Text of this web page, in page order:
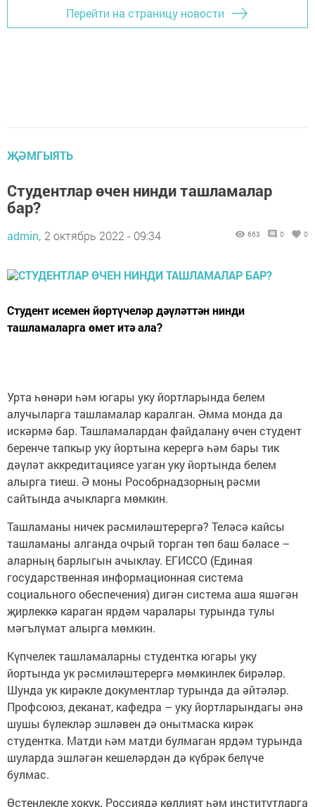
Перейти на страницу новости
ҖӘМГЫЯТЬ
Студентлар өчен нинди ташламалар
бар?
admin, 2 октябрь 2022 - 09:34 663 0 0
Студент исемен йөртүчеләр дәүләттән нинди
ташламаларга өмет итә ала?
Урта һөнәри һәм югары уку йортларында белем
алучыларга ташламалар каралган. Әмма монда да
искәрмә бар. Ташламалардан файдалану өчен студент
беренче тапкыр уку йортына керергә һәм бары тик
дәүләт аккредитациясе узган уку йортында белем
алырга тиеш. Ә моны Рособрнадзорның рәсми
сайтында ачыкларга мөмкин.
Ташламаны ничек рәсмиләштерергә? Теләсә кайсы
ташламаны алганда очрый торган төп баш бәласе –
аларның барлыгын ачыклау. ЕГИССО (Единая
государственная информационная система
социального обеспечения) дигән система аша яшәгән
җирлеккә караган ярдәм чаралары турында тулы
мәгълүмат алырга мөмкин.
Күпчелек ташламаларны студентка югары уку
йортында ук рәсмиләштерергә мөмкинлек бирәләр.
Шунда ук кирәкле документлар турында да әйтәләр.
Профсоюз, деканат, кафедра – уку йортларындагы әнә
шушы бүлекләр эшләвен дә онытмаска кирәк
студентка. Матди һәм матди булмаган ярдәм турында
шуларда эшләгән кешеләрдән дә күбрәк белүче
булмас.
Өстенлекле хокук. Россиядә көллият һәм институтларга